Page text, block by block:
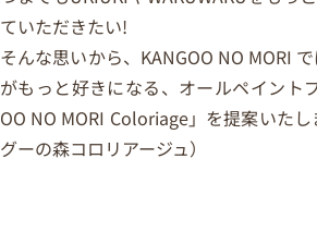
ていただきたい!
そんな思いから、KANGOO NO MORI
がもっと好きになる、オールペイント
OO NO MORI Coloriage」を提案いた
グーの森コロリアージュ）